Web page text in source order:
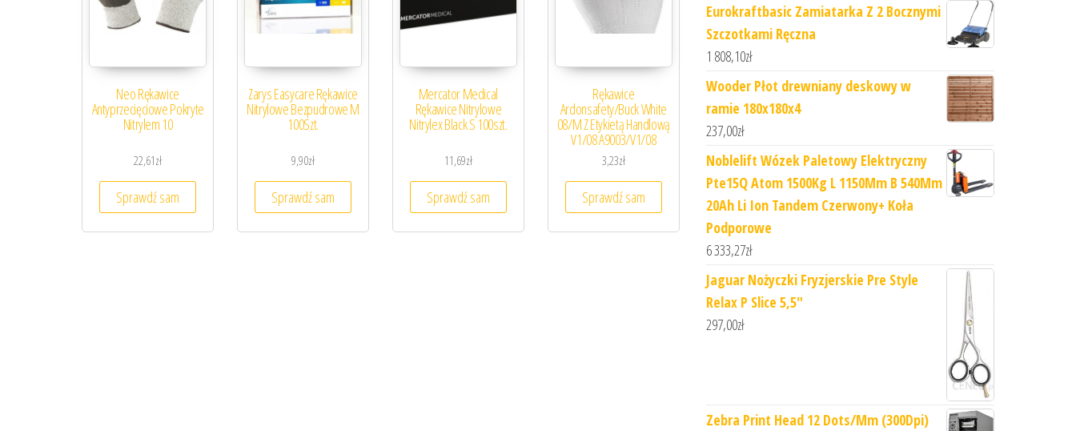
Neo Rękawice
Antyprzecięciowe Pokryte
Nitrylem 10
22,61zł
Sprawdź sam
Zarys Easycare Rękawice
Nitrylowe Bezpudrowe M
100Szt.
9,90zł
Sprawdź sam
Mercator Medical
Rękawice Nitrylowe
Nitrylex Black S 100szt.
11,69zł
Sprawdź sam
Rękawice
Ardonsafety/Buck White
08/M Z Etykietą Handlową
V1/08 A9003/V1/08
3,23zł
Sprawdź sam
Eurokraftbasic Zamiatarka Z 2 Bocznymi
Szczotkami Ręczna
1 808,10zł
Wooder Płot drewniany deskowy w
ramie 180x180x4
237,00zł
Noblelift Wózek Paletowy Elektryczny
Pte15Q Atom 1500Kg L 1150Mm B 540Mm
20Ah Li Ion Tandem Czerwony+ Koła
Podporowe
6 333,27zł
Jaguar Nożyczki Fryzjerskie Pre Style
Relax P Slice 5,5"
297,00zł
Zebra Print Head 12 Dots/Mm (300Dpi)